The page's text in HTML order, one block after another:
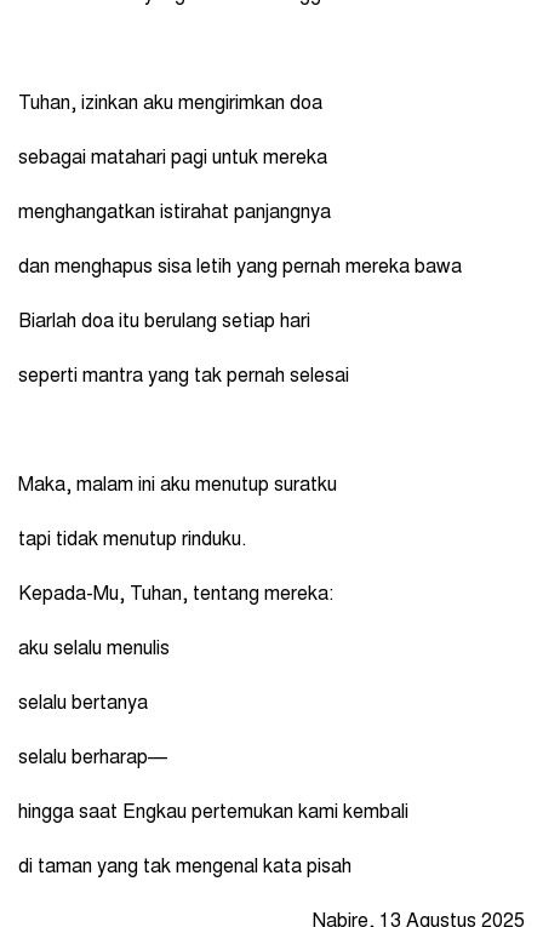
Tuhan, izinkan aku mengirimkan doa
sebagai matahari pagi untuk mereka
menghangatkan istirahat panjangnya
dan menghapus sisa letih yang pernah mereka bawa
Biarlah doa itu berulang setiap hari
seperti mantra yang tak pernah selesai
Maka, malam ini aku menutup suratku
tapi tidak menutup rinduku.
Kepada-Mu, Tuhan, tentang mereka:
aku selalu menulis
selalu bertanya
selalu berharap—
hingga saat Engkau pertemukan kami kembali
di taman yang tak mengenal kata pisah
Nabire, 13 Agustus 2025